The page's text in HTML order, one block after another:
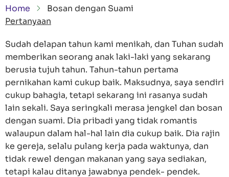
Breadcrumb
Home
Bosan dengan Suami
Pertanyaan
Sudah delapan tahun kami menikah, dan Tuhan sudah
memberikan seorang anak laki-laki yang sekarang
berusia tujuh tahun. Tahun-tahun pertama
pernikahan kami cukup baik. Maksudnya, saya sendiri
cukup bahagia, tetapi sekarang ini rasanya sudah
lain sekali. Saya seringkali merasa jengkel dan bosan
dengan suami. Dia pribadi yang tidak romantis
walaupun dalam hal-hal lain dia cukup baik. Dia rajin
ke gereja, selalu pulang kerja pada waktunya, dan
tidak rewel dengan makanan yang saya sediakan,
tetapi kalau ditanya jawabnya pendek- pendek.